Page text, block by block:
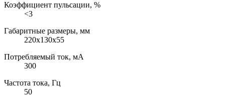
Коэффициент пульсации, %
<3
Габаритные размеры, мм
220x130х55
Потребляемый ток, мА
300
Частота тока, Гц
50